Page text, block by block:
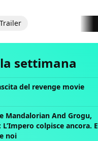
Trailer
settimana
del revenge movie
Mandalorian And Grogu,
colpisce ancora. E
noi